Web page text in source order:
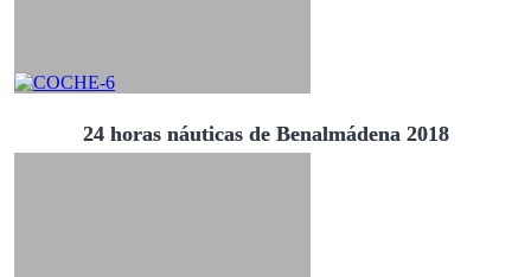
24 horas náuticas de Benalmádena 2018